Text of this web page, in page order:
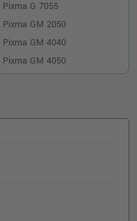
Pixma G 7055
Pixma GM 2050
Pixma GM 4040
Pixma GM 4050